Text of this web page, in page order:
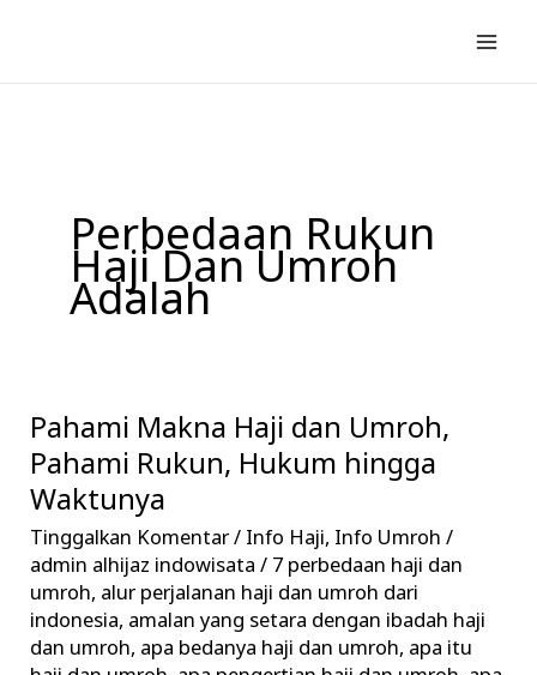
konten
Perbedaan Rukun
Haji Dan Umroh
Adalah
Pahami Makna Haji dan Umroh,
Pahami Rukun, Hukum hingga
Waktunya
Tinggalkan Komentar/ Info Haji, Info Umroh /
admin alhijaz indowisata/ 7 perbedaan haji dan
umroh, alur perjalanan haji dan umroh dari
indonesia, amalan yang setara dengan ibadah haji
dan umroh, apa bedanya haji dan umroh, apa itu
Pahami
Makna
Haji
dan
Umroh,
Pahami
Rukun,
Hukum